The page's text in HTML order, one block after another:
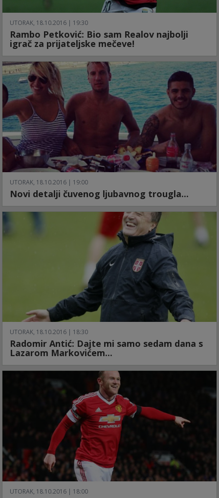
UTORAK, 18.10.2016 | 19:30
Rambo Petković: Bio sam Realov najbolji
igrač za prijateljske mečeve!
UTORAK, 18.10.2016 | 19:00
Novi detalji čuvenog ljubavnog trougla...
UTORAK, 18.10.2016 | 18:30
Radomir Antić: Dajte mi samo sedam dana s
Lazarom Markovićem...
UTORAK, 18.10.2016 | 18:00